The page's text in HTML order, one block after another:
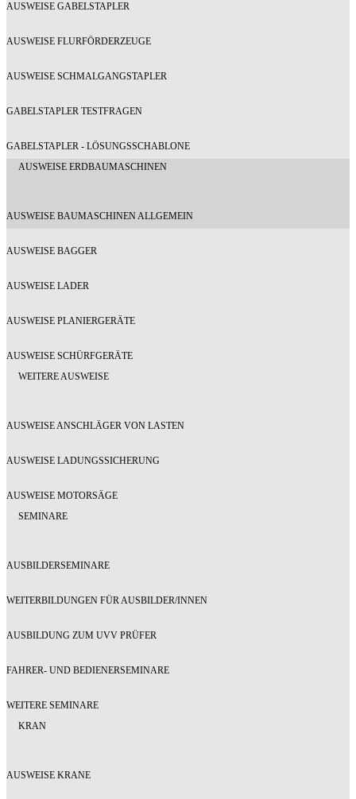
AUSWEISE GABELSTAPLER
AUSWEISE FLURFÖRDERZEUGE
AUSWEISE SCHMALGANGSTAPLER
GABELSTAPLER TESTFRAGEN
GABELSTAPLER - LÖSUNGSSCHABLONE
AUSWEISE ERDBAUMASCHINEN
AUSWEISE BAUMASCHINEN ALLGEMEIN
AUSWEISE BAGGER
AUSWEISE LADER
AUSWEISE PLANIERGERÄTE
AUSWEISE SCHÜRFGERÄTE
WEITERE AUSWEISE
AUSWEISE ANSCHLÄGER VON LASTEN
AUSWEISE LADUNGSSICHERUNG
AUSWEISE MOTORSÄGE
SEMINARE
AUSBILDERSEMINARE
WEITERBILDUNGEN FÜR AUSBILDER/INNEN
AUSBILDUNG ZUM UVV PRÜFER
FAHRER- UND BEDIENERSEMINARE
WEITERE SEMINARE
KRAN
AUSWEISE KRANE